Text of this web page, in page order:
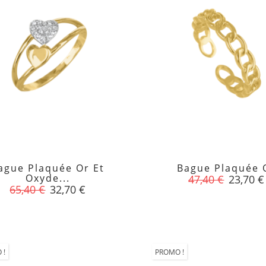
Plaquée Or Et
Oxyde...
Prix
65,40 € Prix
32,70 €
 Bague Plaquée
Prix
47,40 € Prix
23,70 €

! PROMO !